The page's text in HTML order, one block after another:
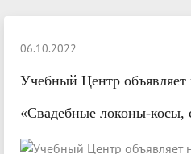
06.10.2022
Учебный Центр объявляет
«Свадебные локоны-косы,